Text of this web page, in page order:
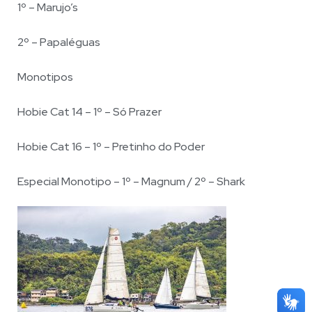
1º – Marujo’s
2º – Papaléguas
Monotipos
Hobie Cat 14 – 1º – Só Prazer
Hobie Cat 16 – 1º – Pretinho do Poder
Especial Monotipo – 1º – Magnum / 2º – Shark